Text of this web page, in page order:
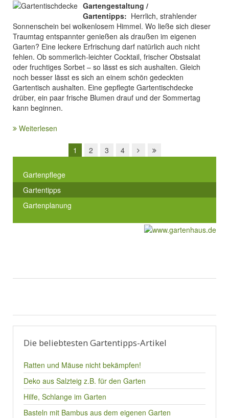
Gartengestaltung /
Gartentipps: Herrlich, strahlender
Sonnenschein bei wolkenlosem Himmel. Wo ließe sich dieser
Traumtag entspannter genießen als draußen im eigenen
Garten? Eine leckere Erfrischung darf natürlich auch nicht
fehlen. Ob sommerlich-leichter Cocktail, frischer Obstsalat
oder fruchtiges Sorbet – so lässt es sich aushalten. Gleich
noch besser lässt es sich an einem schön gedeckten
Gartentisch aushalten. Eine gepflegte Gartentischdecke
drüber, ein paar frische Blumen drauf und der Sommertag
kann beginnen.
Weiterlesen
1 2 3 4
Gartenpflege
Gartentipps
Gartenplanung
Die beliebtesten Gartentipps-Artikel
Ratten und Mäuse nicht bekämpfen!
Deko aus Salzteig z.B. für den Garten
Hilfe, Schlange im Garten
Basteln mit Bambus aus dem eigenen Garten